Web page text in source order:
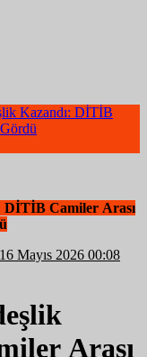
Kazandı: DİTİB
DİTİB Camiler Arası
Tarihi: 16 Mayıs 2026 00:08
Arası